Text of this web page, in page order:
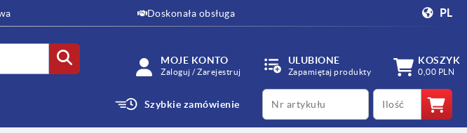
Doskonała obsługa PL
MOJE KONTO
Zaloguj / Zarejestruj
ULUBIONE
Zapamiętaj produkty
KOSZYK
0,00 PLN
Szybkie zamówienie
productCode qty